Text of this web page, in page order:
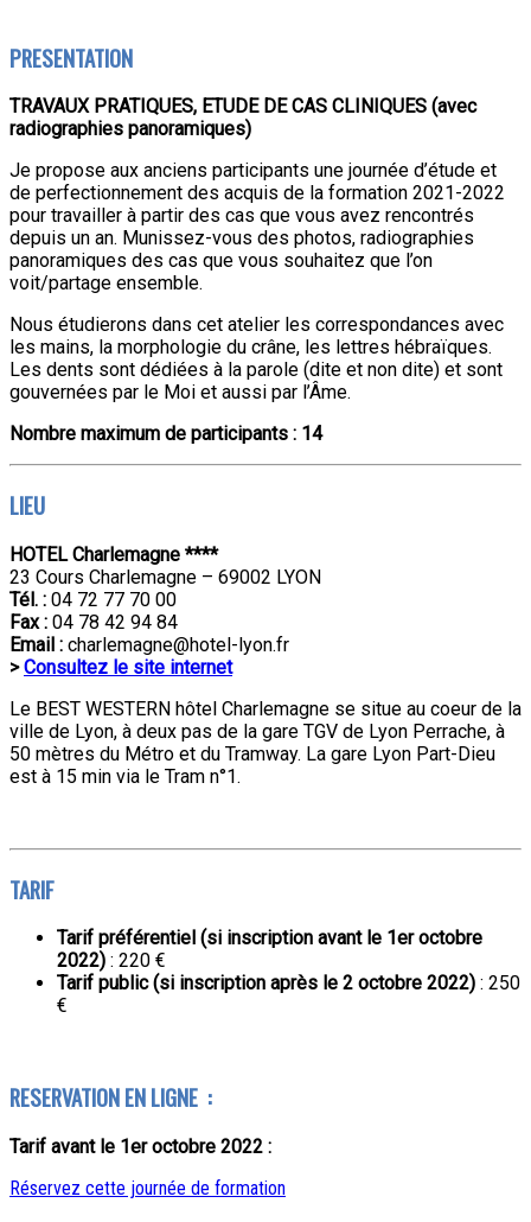
PRESENTATION
TRAVAUX PRATIQUES, ETUDE DE CAS CLINIQUES (avec
radiographies panoramiques)
Je propose aux anciens participants une journée d’étude et
de perfectionnement des acquis de la formation 2021-2022
pour travailler à partir des cas que vous avez rencontrés
depuis un an. Munissez-vous des photos, radiographies
panoramiques des cas que vous souhaitez que l’on
voit/partage ensemble.
Nous étudierons dans cet atelier les correspondances avec
les mains, la morphologie du crâne, les lettres hébraïques.
Les dents sont dédiées à la parole (dite et non dite) et sont
gouvernées par le Moi et aussi par l’Âme.
Nombre maximum de participants : 14
LIEU
HOTEL Charlemagne ****
23 Cours Charlemagne – 69002 LYON
Tél. : 04 72 77 70 00
Fax : 04 78 42 94 84
Email : charlemagne@hotel-lyon.fr
>Consultez le site internet
Le BEST WESTERN hôtel Charlemagne se situe au coeur de la
ville de Lyon, à deux pas de la gare TGV de Lyon Perrache, à
50 mètres du Métro et du Tramway. La gare Lyon Part-Dieu
est à 15 min via le Tram n°1.
TARIF
Tarif préférentiel (si inscription avant le 1er octobre
2022) : 220 €
Tarif public (si inscription après le 2 octobre 2022) : 250
€
RESERVATION EN LIGNE :
Tarif avant le 1er octobre 2022 :
Réservez cette journée de formation